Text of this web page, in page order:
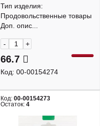
Тип изделия:
Продовольственные товары
Доп. опис...
- +
66.7
Код: 00-00154274
Код: 00-00154273
Остаток: 4